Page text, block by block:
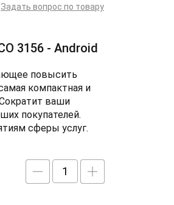
Задать вопрос по товару
3156 - Android
повысить
компактная и
ваши
покупателей.
сферы услуг.